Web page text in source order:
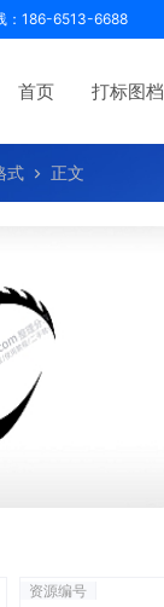
：186-6513-6688
首页 打标图档
式 正文
资源编号